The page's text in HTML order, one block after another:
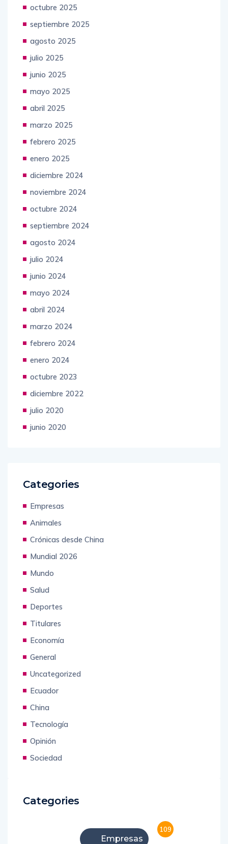
octubre 2025
septiembre 2025
agosto 2025
julio 2025
junio 2025
mayo 2025
abril 2025
marzo 2025
febrero 2025
enero 2025
diciembre 2024
noviembre 2024
octubre 2024
septiembre 2024
agosto 2024
julio 2024
junio 2024
mayo 2024
abril 2024
marzo 2024
febrero 2024
enero 2024
octubre 2023
diciembre 2022
julio 2020
junio 2020
Categories
Empresas
Animales
Crónicas desde China
Mundial 2026
Mundo
Salud
Deportes
Titulares
Economía
General
Uncategorized
Ecuador
China
Tecnología
Opinión
Sociedad
Categories
Empresas
109